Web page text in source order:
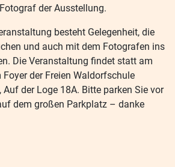
der Ausstellung.
besteht Gelegenheit, die
und auch mit dem Fotografen ins
Die Veranstaltung findet statt am
der Freien Waldorfschule
Auf der Loge 18A. Bitte parken Sie vor
dem großen Parkplatz – danke
Ausstellung Auschwitz